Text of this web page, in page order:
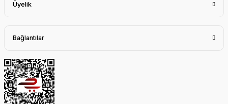
Üyelik
Bağlantılar